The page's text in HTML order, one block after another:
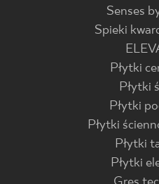
Senses
Spieki
Płytki
Płytki
Płytki
Płytki
Płytki
Płytki